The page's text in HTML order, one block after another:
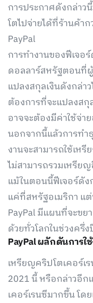
การประกาศดังกล่าว
โตไปจ่ายได้ที่ร้านค้า
PayPal
การทำงานของฟีเจอ
ดอลลาร์สหรัฐตอนที่ผู้
แปลงสกุลเงินดังกล่า
ต้องการที่จะแปลงสกุ
อาจจะต้องมีค่าใช้จ่า
นอกจากนี้แล้วการทำ
งานจะสามารถใช้เห
ไม่สามารถรวมเหรีย
แม้ในตอนนี้ฟีเจอร์ดัง
แค่ที่สหรัฐอเมริกา แ
PayPal มีแผนที่จะขย
ด้วยทั่วโลกในช่วงครึ่
PayPal ผลักดันการใ
เหรียญคริปโตเคอร์เ
2021 นี้ หรือกล่าวอี
เคอร์เรนซีมากขึ้น โด